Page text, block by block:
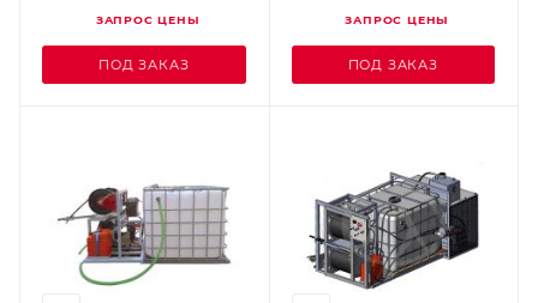
ЗАПРОС ЦЕНЫ
ПОД ЗАКАЗ
ЗАПРОС ЦЕНЫ
ПОД ЗАКАЗ